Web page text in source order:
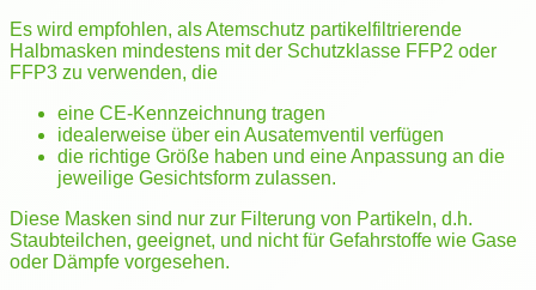
Es wird empfohlen, als Atemschutz partikelfiltrierende
Halbmasken mindestens mit der Schutzklasse FFP2 oder
FFP3 zu verwenden, die
eine CE-Kennzeichnung tragen
idealerweise über ein Ausatemventil verfügen
die richtige Größe haben und eine Anpassung an die
jeweilige Gesichtsform zulassen.
Diese Masken sind nur zur Filterung von Partikeln, d.h.
Staubteilchen, geeignet, und nicht für Gefahrstoffe wie Gase
oder Dämpfe vorgesehen.